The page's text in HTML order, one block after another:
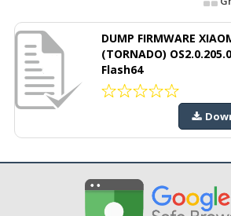
DUMP FIRMWARE
(TORNADO)
Flash64